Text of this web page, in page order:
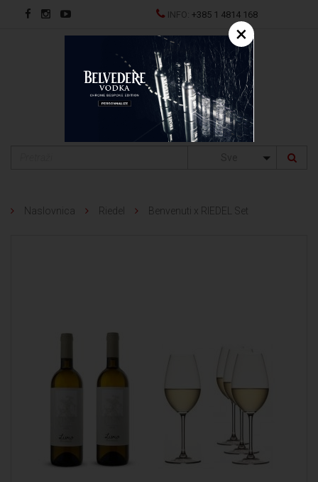
INFO:+385 1 4814 168
EN
Naslovnica Riedel Benvenuti x RIEDEL Set
×